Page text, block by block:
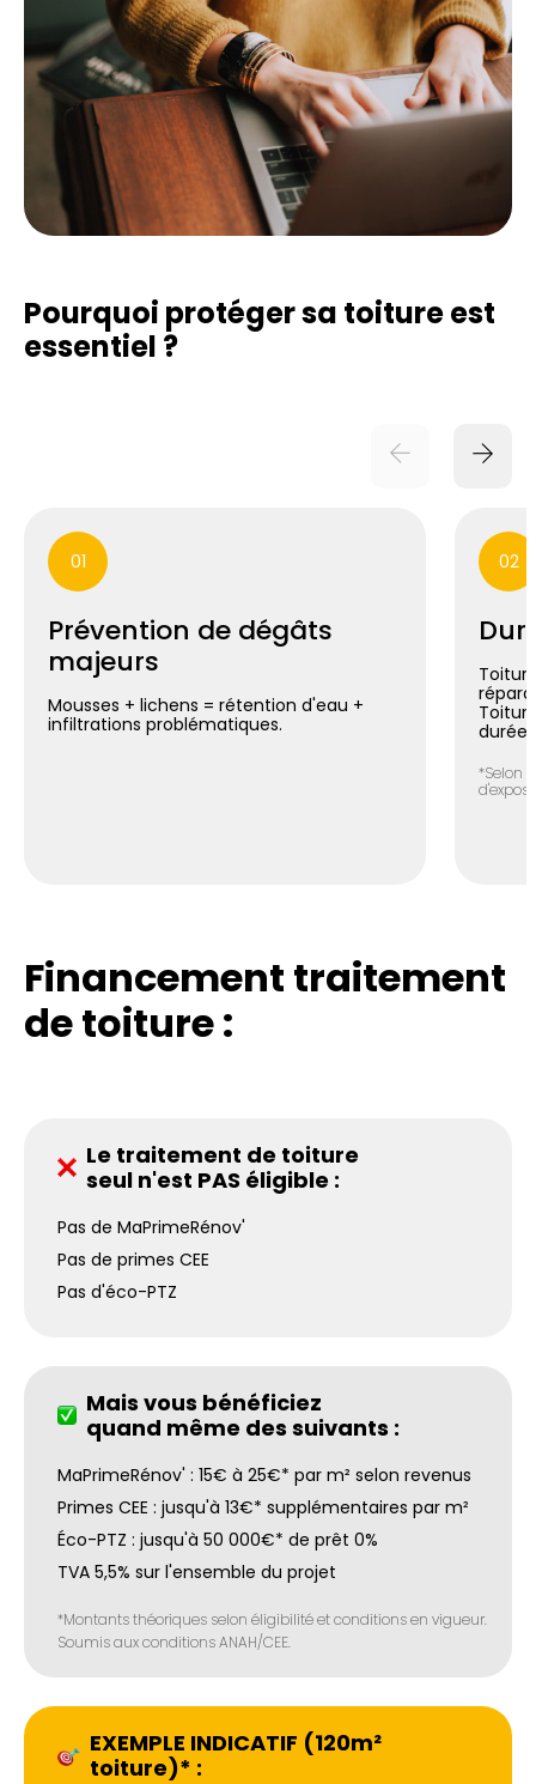
Pourquoi protéger sa toiture est
essentiel ?
01
Prévention de dégâts
majeurs
Mousses + lichens = rétention d'eau +
infiltrations problématiques.
02
*Selon
Financement traitement
de toiture :
Le traitement de toiture
seul n'est PAS éligible :
Pas de MaPrimeRénov'
Pas de primes CEE
Pas d'éco-PTZ
Mais vous bénéficiez
quand même des suivants :
MaPrimeRénov' : 15€ à 25€* par m² selon revenus
Primes CEE : jusqu'à 13€* supplémentaires par m²
Éco-PTZ : jusqu'à 50 000€* de prêt 0%
TVA 5,5% sur l'ensemble du projet
*Montants théoriques selon éligibilité et conditions en vigueur.
Soumis aux conditions ANAH/CEE.
EXEMPLE INDICATIF (120m²
toiture)* :